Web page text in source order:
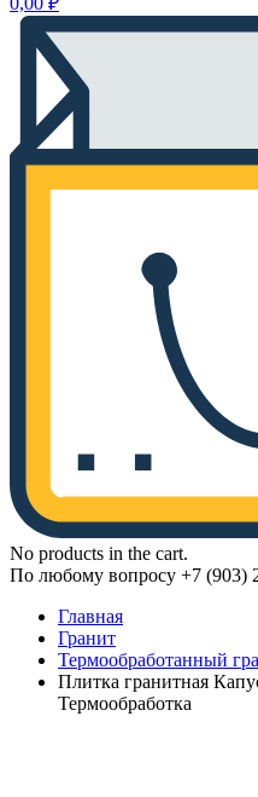
No products in the cart.
По любому вопросу +7 (903)
Главная
Гранит
Термообработанный
Плитка гранитная
Термообработка